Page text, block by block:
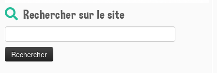
Rechercher sur le site